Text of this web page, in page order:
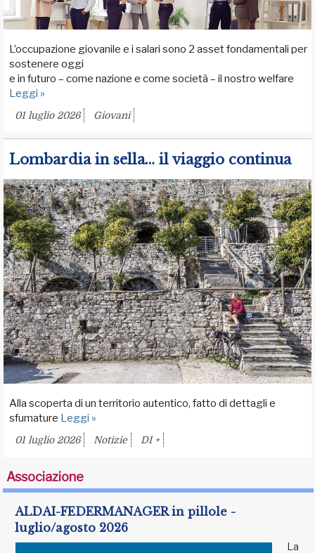
L’occupazione giovanile e i salari sono 2 asset fondamentali per
sostenere oggi
e in futuro – come nazione e come società – il nostro welfare
Leggi »
01 luglio 2026 Giovani
Lombardia in sella… il viaggio continua
Alla scoperta di un territorio autentico, fatto di dettagli e
sfumature Leggi »
01 luglio 2026 Notizie DI +
Associazione
ALDAI-FEDERMANAGER in pillole -
luglio/agosto 2026
La